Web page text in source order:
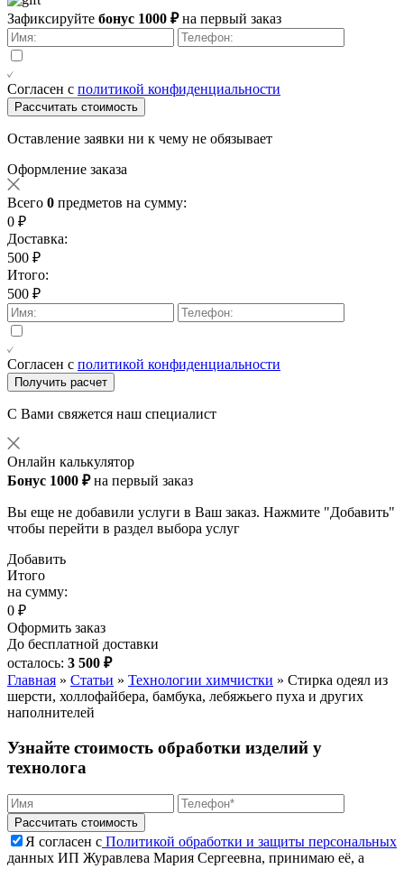
Зафиксируйте бонус 1000 ₽на первый заказ
Согласен с политикой конфиденциальности
Рассчитать стоимость
Оставление заявки ни к чему не обязывает
Оформление заказа
Всего 0 предметов на сумму:
0 ₽
Доставка:
500 ₽
Итого:
500 ₽
Согласен с политикой конфиденциальности
Получить расчет
С Вами свяжется наш специалист
Онлайн калькулятор
Бонус 1000 ₽на первый заказ
Вы еще не добавили услуги в Ваш заказ. Нажмите "Добавить"
чтобы перейти в раздел выбора услуг
Добавить
Итого
на сумму:
0 ₽
Оформить заказ
До бесплатной доставки
осталось: 3 500 ₽
Главная » Статьи » Технологии химчистки » Стирка одеял из
шерсти, холлофайбера, бамбука, лебяжьего пуха и других
наполнителей
Узнайте стоимость обработки изделий у
технолога
Я согласен с Политикой обработки и защиты персональных
данных ИП Журавлева Мария Сергеевна, принимаю её, а